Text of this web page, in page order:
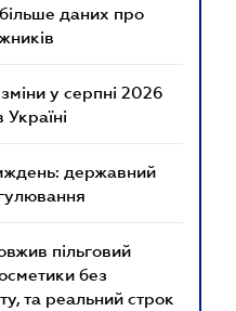
даних про
у серпні 2026
Україні
державний
пільговий
без
та реальний строк